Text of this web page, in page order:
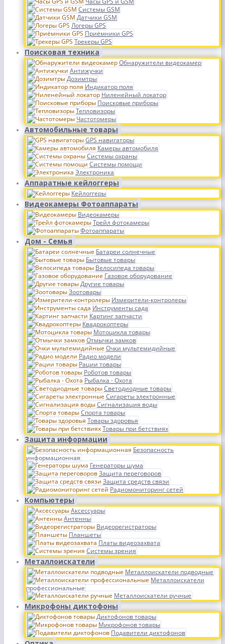
Системы GSM
Датчики GSM
Логеры GPS
Приёмники GPS
Трекеры GPS
Поисковая техника
Обнаружители видеокамер
Антижучки
Дозимтры
Индикатор поля
Ниленейный локатор
Поисковые приборы
Тепловизоры
Частотомеры
Автомобильные товары
GPS навигаторы
Камеры автомобиля
Системы охраны
Системы помощи
Электроника
Аппаратные кейлоггеры
Кейлоггеры
Видеокамеры Фотоаппараты
Видеокамеры
Трейл фотокамеры
Фотоаппараты
Дом - Семья
Батареи солнечные
Бытовые товары
Велосипеда товары
Газовое оборудование
Другие товары
Зоотовары
Измерители-контролеры
Инструменты сада
Картинг запчасти
Квадрокоптеры
Мотоцикла товары
Отмычки замков
Очки мультемидийные
Радио модели
Рации товары
Роботов товары
Рыбалка - Охота
Светодиодные товары
Сигареты электронные
Сигнализация воды
Спорта товары
Товары здоровья
Товары при бетствиях
Защита информации
Безопасность
информационная
Генераторы шума
Защита переговоров
Защита средств связи
Радиомониторинг сетей
Компьютеры
Аксессуары
Антенны
Видеорегистраторы
Планшеты
Платы видеозахвата
Системы зрения
Металлоискатели
Металлоискатели подводные
Металлоискатели
профессиональные
Металлоискатели ручные
Микрофоны диктофоны
Диктофонов товары
Микрофонов товары
Подавители диктофонов